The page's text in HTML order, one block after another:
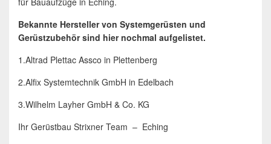
Bekannte Hersteller von Systemgerüsten und
Gerüstzubehör sind hier nochmal aufgelistet.
1.Altrad Plettac Assco in Plettenberg
2.Alfix Systemtechnik GmbH in Edelbach
3.Wilhelm Layher GmbH & Co. KG
Ihr Gerüstbau Strixner Team – Eching